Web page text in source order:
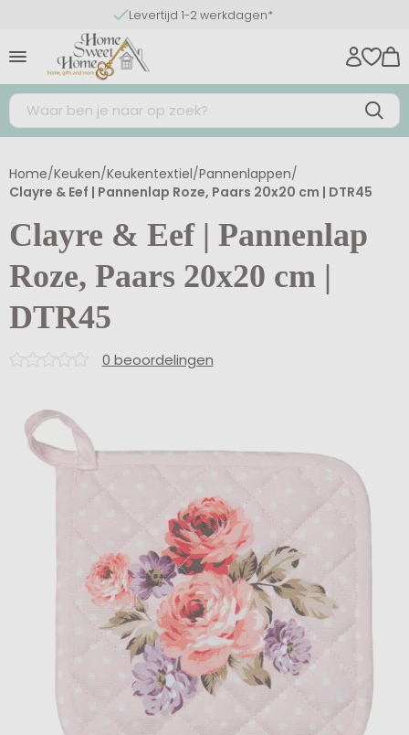
Levertijd 1-2 werkdagen*
Home/Keuken/Keukentextiel/Pannenlappen/
Clayre & Eef | Pannenlap Roze, Paars 20x20 cm | DTR45
Clayre & Eef | Pannenlap
Roze, Paars 20x20 cm |
DTR45
0 beoordelingen